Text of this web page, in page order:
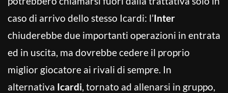
caso di arrivo dello stesso Icardi: l’Inter
chiuderebbe due importanti operazioni in entrata
ed in uscita, ma dovrebbe cedere il proprio
miglior giocatore ai rivali di sempre. In
alternativa Icardi, tornato ad allenarsi in gruppo,